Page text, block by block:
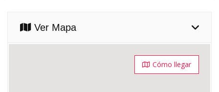
Ver Mapa
Cómo llegar